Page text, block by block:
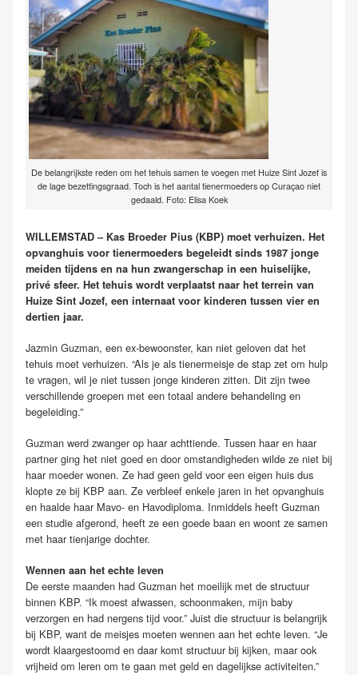
De belangrijkste reden om het tehuis samen te voegen met Huize Sint Jozef is
de lage bezettingsgraad. Toch is het aantal tienermoeders op Curaçao niet
gedaald. Foto: Elisa Koek
WILLEMSTAD – Kas Broeder Pius (KBP) moet verhuizen. Het
opvanghuis voor tienermoeders begeleidt sinds 1987 jonge
meiden tijdens en na hun zwangerschap in een huiselijke,
privé sfeer. Het tehuis wordt verplaatst naar het terrein van
Huize Sint Jozef, een internaat voor kinderen tussen vier en
dertien jaar.
Jazmin Guzman, een ex-bewoonster, kan niet geloven dat het
tehuis moet verhuizen. “Als je als tienermeisje de stap zet om hulp
te vragen, wil je niet tussen jonge kinderen zitten. Dit zijn twee
verschillende groepen met een totaal andere behandeling en
begeleiding.”
Guzman werd zwanger op haar achttiende. Tussen haar en haar
partner ging het niet goed en door omstandigheden wilde ze niet bij
haar moeder wonen. Ze had geen geld voor een eigen huis dus
klopte ze bij KBP aan. Ze verbleef enkele jaren in het opvanghuis
en haalde haar Mavo- en Havodiploma. Inmiddels heeft Guzman
een studie afgerond, heeft ze een goede baan en woont ze samen
met haar tienjarige dochter.
Wennen aan het echte leven
De eerste maanden had Guzman het moeilijk met de structuur
binnen KBP. “Ik moest afwassen, schoonmaken, mijn baby
verzorgen en had nergens tijd voor.” Juist die structuur is belangrijk
bij KBP, want de meisjes moeten wennen aan het echte leven. “Je
wordt klaargestoomd en daar komt structuur bij kijken, maar ook
vrijheid om leren om te gaan met geld en dagelijkse activiteiten.”